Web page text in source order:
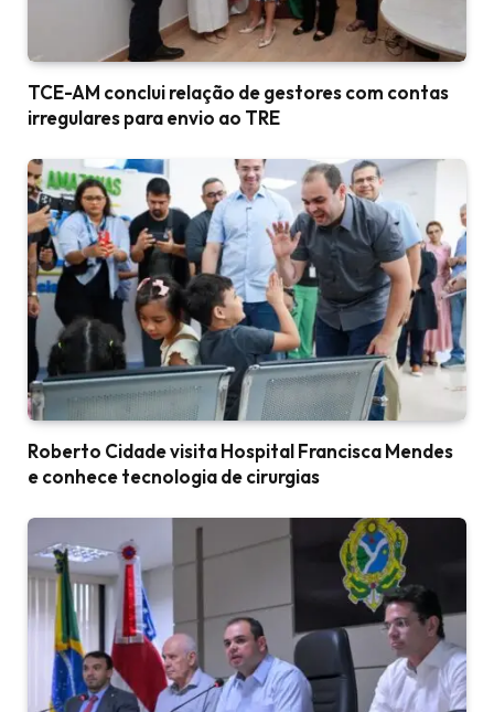
TCE-AM conclui relação de gestores com contas
irregulares para envio ao TRE
Roberto Cidade visita Hospital Francisca Mendes
e conhece tecnologia de cirurgias